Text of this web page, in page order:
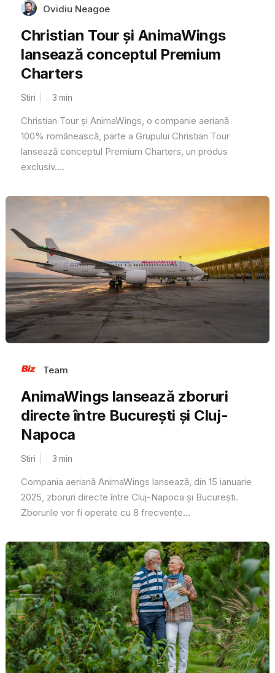
Ovidiu Neagoe
Christian Tour și AnimaWings
lansează conceptul Premium
Charters
Stiri 3 min
Christian Tour și AnimaWings, o companie aeriană
100% românească, parte a Grupului Christian Tour
lansează conceptul Premium Charters, un produs
exclusiv....
Team
AnimaWings lansează zboruri
directe între Bucureşti și Cluj-
Napoca
Stiri 3 min
Compania aeriană AnimaWings lansează, din 15 ianuarie
2025, zboruri directe între Cluj-Napoca și București.
Zborurile vor fi operate cu 8 frecvențe...